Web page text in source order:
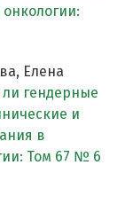
Елена
ли гендерные
и
в
Том 67 № 6